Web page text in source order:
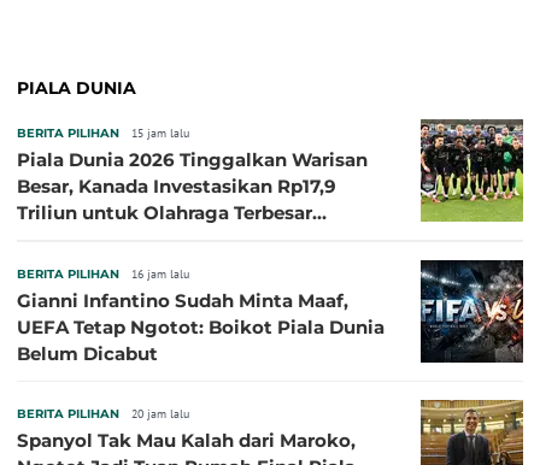
PIALA DUNIA
BERITA PILIHAN 15 jam lalu
Piala Dunia 2026 Tinggalkan Warisan
Besar, Kanada Investasikan Rp17,9
Triliun untuk Olahraga Terbesar
BERITA PILIHAN 16 jam lalu
Gianni Infantino Sudah Minta Maaf,
UEFA Tetap Ngotot: Boikot Piala Dunia
Belum Dicabut
BERITA PILIHAN 20 jam lalu
Spanyol Tak Mau Kalah dari Maroko,